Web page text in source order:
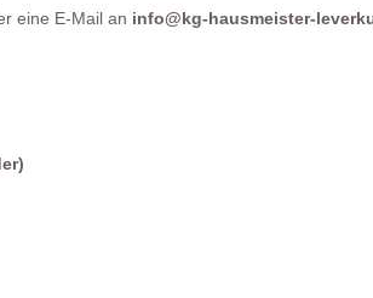
eine E-Mail an info@kg-hausmeister-